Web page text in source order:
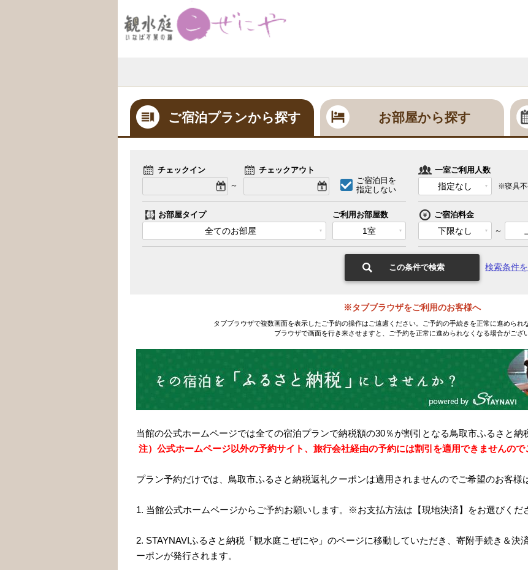
ご宿泊プランから探す お部屋から探す
チェックイン
～
チェックアウト
ご宿泊日を
指定しない
一室ご利用人数
指定なし ※寝具不
お部屋タイプ
全てのお部屋
ご利用お部屋数
1室
ご宿泊料金
下限なし ～
この条件で検索 検索条件
※タブブラウザをご利用のお客様へ
タブブラウザで複数画面を表示したご予約の操作はご遠慮ください。ご予約の手続きを正常に進められ
ブラウザで画面を行き来させますと、ご予約を正常に進められなくなる場合がござ
当館の公式ホームページでは全ての宿泊プランで納税額の30％が割引となる鳥取市ふるさと納
注）公式ホームページ以外の予約サイト、旅行会社経由の予約には割引を適用できませんので
プラン予約だけでは、鳥取市ふるさと納税返礼クーポンは適用されませんのでご希望のお客様
1. 当館公式ホームページからご予約お願いします。※お支払方法は【現地決済】をお選びくだ
2. STAYNAVIふるさと納税「観水庭こぜにや」のページに移動していただき、寄附手続き＆決
ーポンが発行されます。